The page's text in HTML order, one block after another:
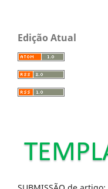
Edição Atual